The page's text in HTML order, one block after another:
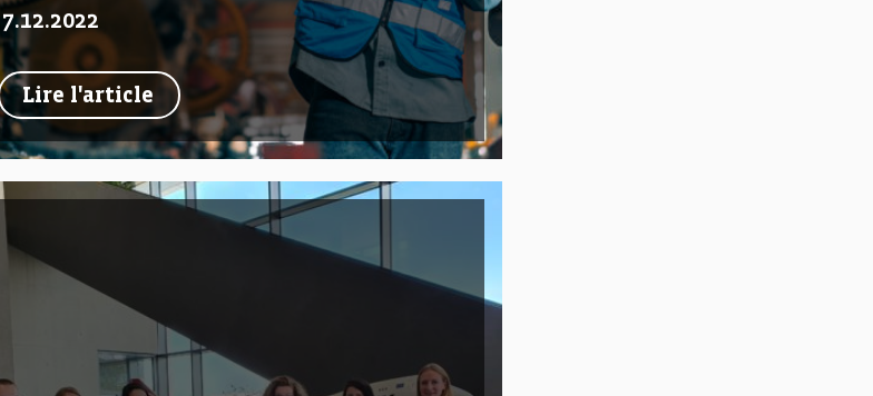
Lire l'article
7.12.2022